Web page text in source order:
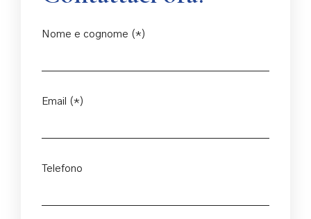
Nome e cognome (*)
Email (*)
Telefono